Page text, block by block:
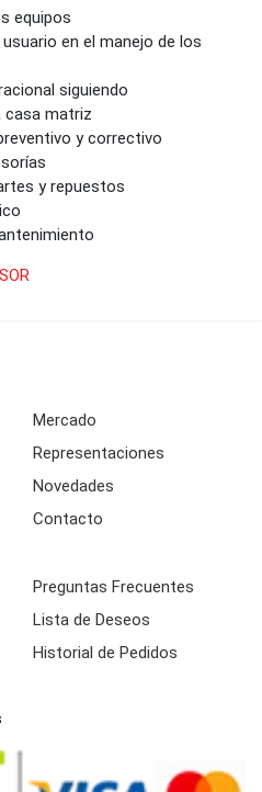
equipos
en el manejo de los
siguiendo
casa matriz
y correctivo
y repuestos
Mercado
Representaciones
Novedades
Contacto
Preguntas Frecuentes
Lista de Deseos
Historial de Pedidos